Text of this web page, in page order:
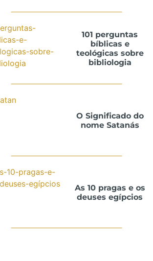
101 perguntas
bíblicas e
teológicas sobre
bibliologia
O Significado do
nome Satanás
As 10 pragas e os
deuses egípcios